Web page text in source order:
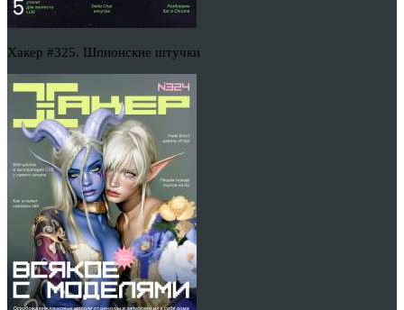
Хакер #325. Шпионские штучки